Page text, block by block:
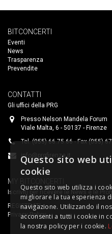
BITCONCERTI
Eventi
News
Trasparenza
Prevendite
CONTATTI
Gli uffici della PRG
Presso Nelson Mandela Forum
Viale Malta, 6 - 50137 - Firenze
Tel. (055) 66.75.66 - Fax (055)
info@prgfirenze.it
MY BITCONCERTI
Iscriviti per ricevere le News e le
REGISTRATI
Privacy Policy
Questo sito web
cookie
Questo sito web utilizza i
migliorare la tua esperienza di
navigazione. Utilizzando il
acconsenti a tutti i cookie in
la nostra policy per i cookie.